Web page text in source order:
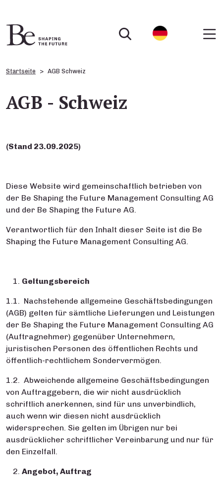
Startseite AGB Schweiz
AGB - Schweiz
(Stand 23.09.2025)
Diese Website wird gemeinschaftlich betrieben von
der Be Shaping the Future Management Consulting AG
und der Be Shaping the Future AG.
Verantwortlich für den Inhalt dieser Seite ist die Be
Shaping the Future Management Consulting AG.
Geltungsbereich
1.1. Nachstehende allgemeine Geschäftsbedingungen
(AGB) gelten für sämtliche Lieferungen und Leistungen
der Be Shaping the Future Management Consulting AG
(Auftragnehmer) gegenüber Unternehmern,
juristischen Personen des öffentlichen Rechts und
öffentlich-rechtlichem Sondervermögen.
1.2. Abweichende allgemeine Geschäftsbedingungen
von Auftraggebern, die wir nicht ausdrücklich
schriftlich anerkennen, sind für uns unverbindlich,
auch wenn wir diesen nicht ausdrücklich
widersprechen. Sie gelten im Übrigen nur bei
ausdrücklicher schriftlicher Vereinbarung und nur für
den Einzelfall.
Angebot, Auftrag